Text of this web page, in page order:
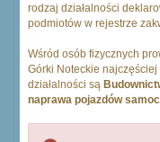
rodzaj działalności
podmiotów w rejestrze
Wśród osób fizycznych
Górki Noteckie
działalności są
naprawa pojazdów